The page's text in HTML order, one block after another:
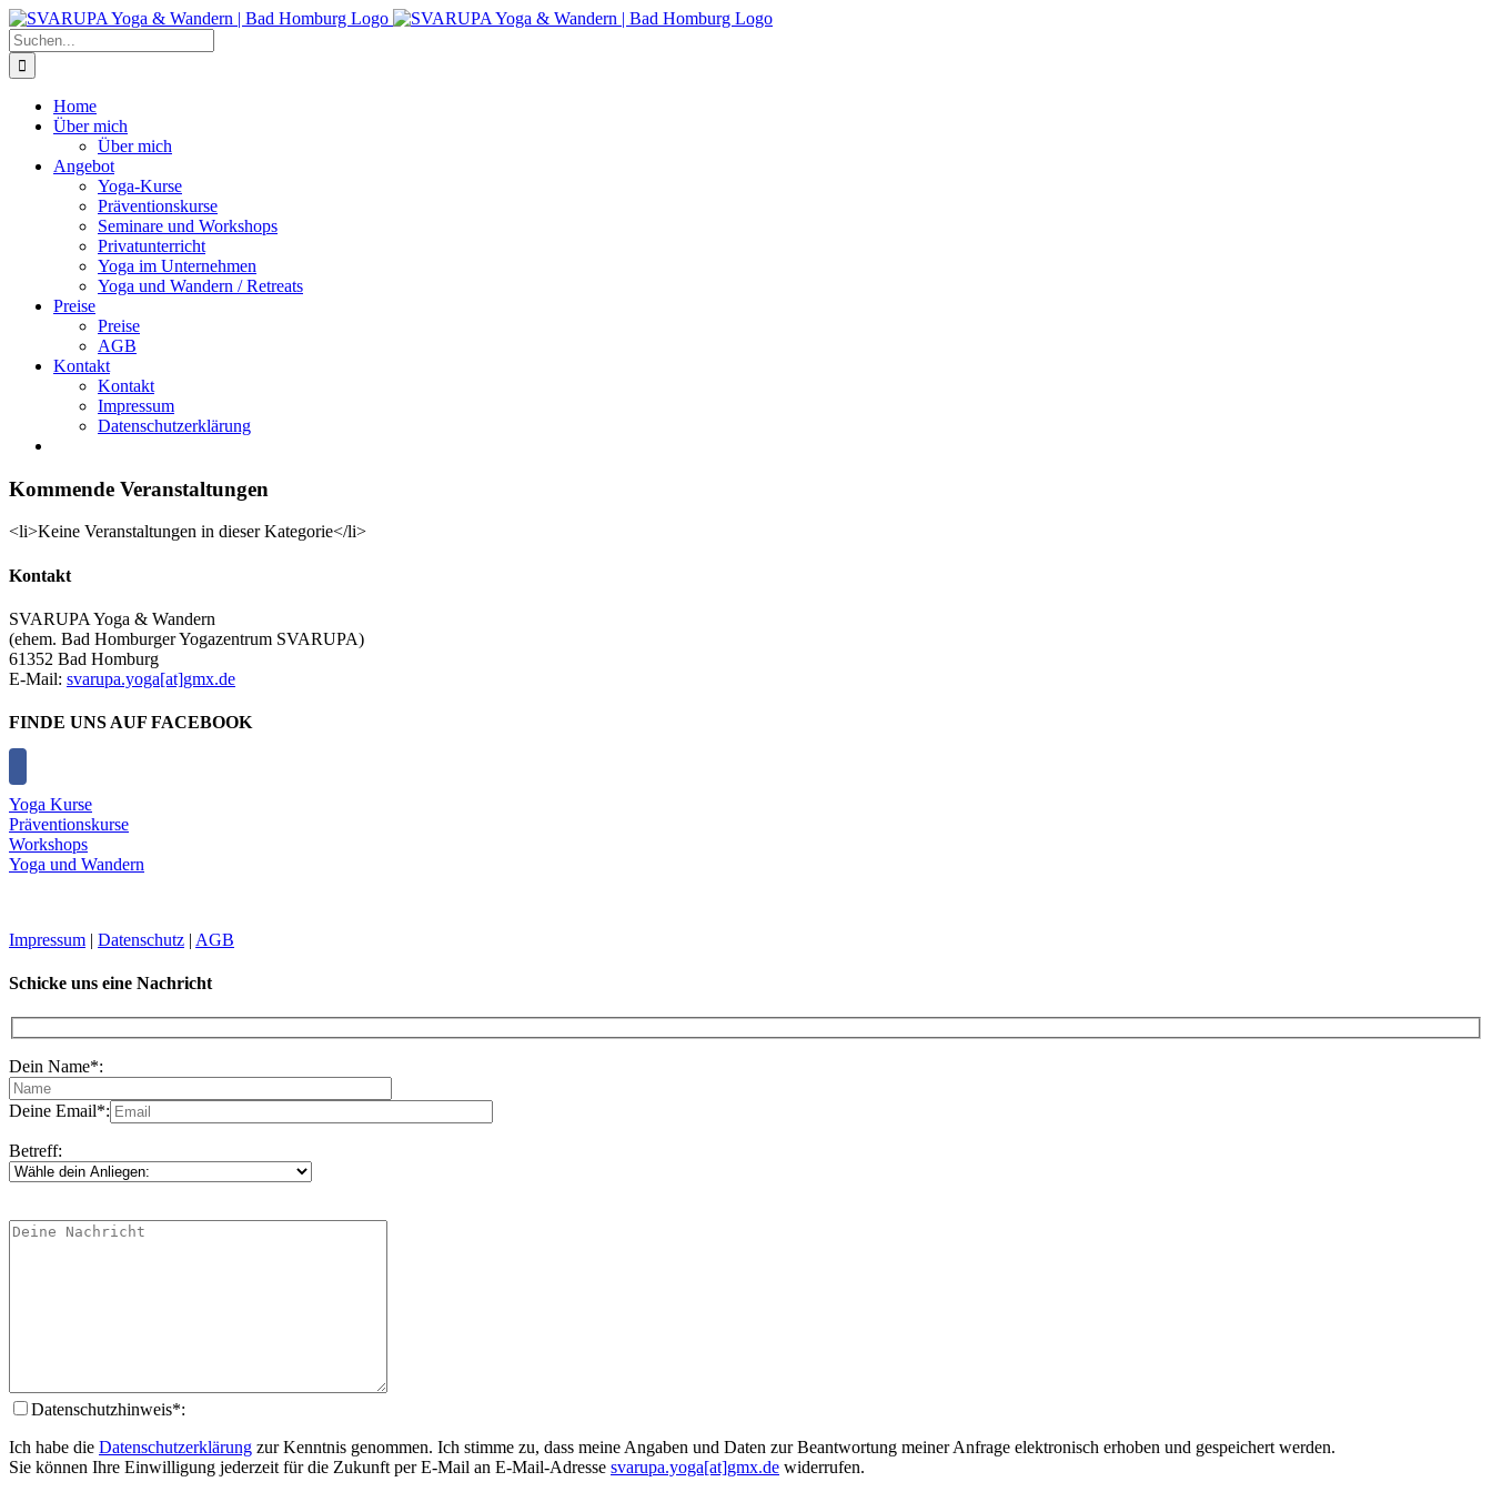
Zum
Inhalt
springen
Suche
nach:
Home
Über mich
Über mich
Angebot
Yoga-Kurse
Präventionskurse
Seminare und Workshops
Privatunterricht
Yoga im Unternehmen
Yoga und Wandern / Retreats
Preise
Preise
AGB
Kontakt
Kontakt
Impressum
Datenschutzerklärung
Kommende Veranstaltungen
<li>Keine Veranstaltungen in dieser Kategorie</li>
Kontakt
SVARUPA Yoga & Wandern
(ehem. Bad Homburger Yogazentrum SVARUPA)
61352 Bad Homburg
E-Mail: svarupa.yoga[at]gmx.de
FINDE UNS AUF FACEBOOK
Yoga Kurse
Präventionskurse
Workshops
Yoga und Wandern
Impressum | Datenschutz | AGB
Schicke uns eine Nachricht
Dein Name*:
Deine Email*:
Betreff:
Datenschutzhinweis*:
Ich habe die Datenschutzerklärung zur Kenntnis genommen. Ich stimme zu, dass meine Angaben und Daten zur Beantwortung meiner Anfrage elektronisch erhoben und gespeichert werden.
Sie können Ihre Einwilligung jederzeit für die Zukunft per E-Mail an E-Mail-Adresse svarupa.yoga[at]gmx.de widerrufen.